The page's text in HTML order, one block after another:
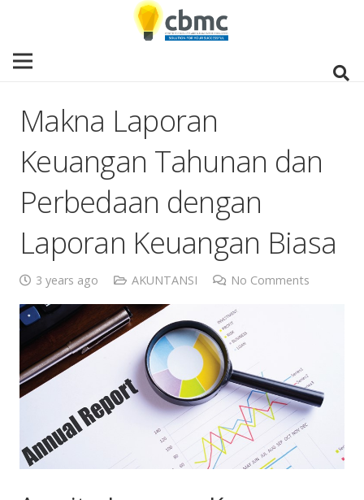
Makna Laporan
Keuangan Tahunan dan
Perbedaan dengan
Laporan Keuangan Biasa
3 years ago AKUNTANSI No Comments